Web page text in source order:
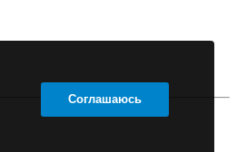
Соглашаюсь